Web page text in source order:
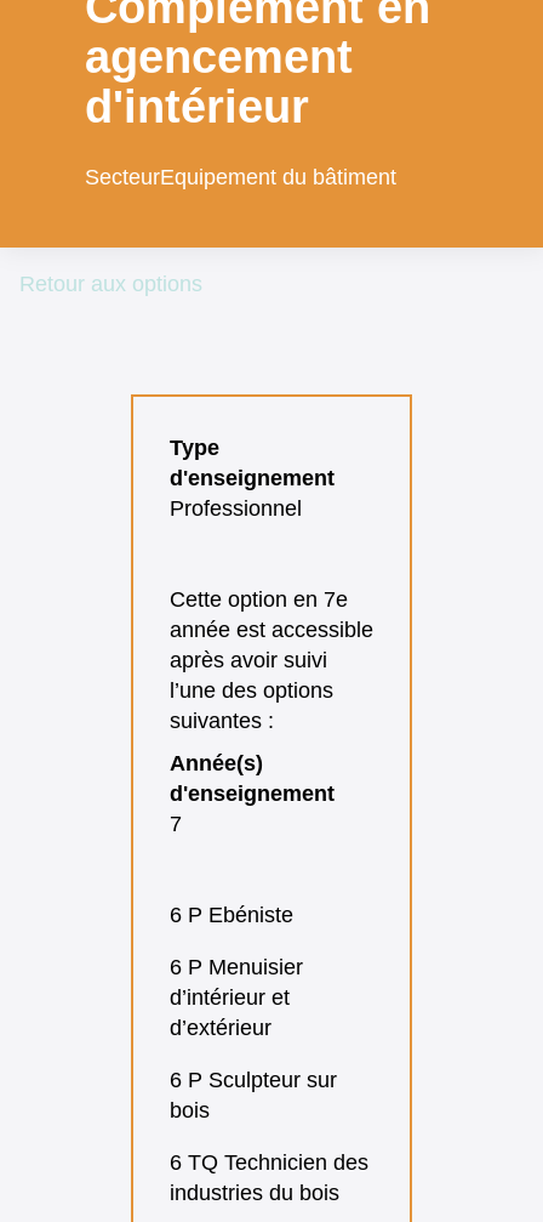
agencement
d'intérieur
SecteurEquipement du bâtiment
Retour aux options
Type
d'enseignement
Professionnel
Cette option en 7e
année est accessible
après avoir suivi
l’une des options
suivantes :
Année(s)
d'enseignement
7
6 P Ebéniste
6 P Menuisier
d’intérieur et
d’extérieur
6 P Sculpteur sur
bois
6 TQ Technicien des
industries du bois